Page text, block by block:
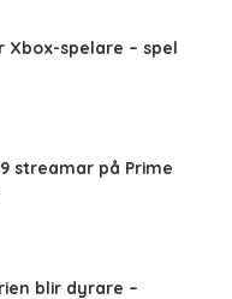
spelare – spel
streamar på Prime
blir dyrare –